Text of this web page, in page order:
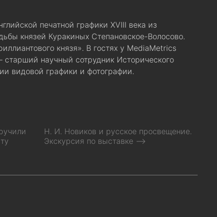
печатной графики XVIII века из
князей Куракиных Степановское-Волосово.
князя». В гостях у MediaMetrics
научный сотрудник Исторического
видовой графики и фотографии.
Н. И. Новиков и русское просвещение.
Экскурсия по выставке ⟶